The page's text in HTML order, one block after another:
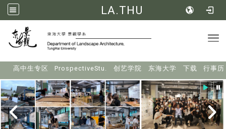
LA.THU
高中生专区 ProspectiveStu. 创艺学院 东海大学 下载 行事历